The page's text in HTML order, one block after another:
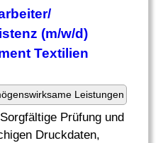
(m/w/d)
Textilien
Leistungen
Prüfung und
Druckdaten,